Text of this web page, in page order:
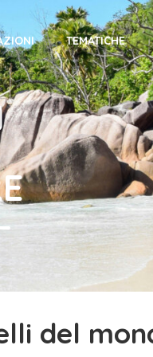
TEMATICHE
del